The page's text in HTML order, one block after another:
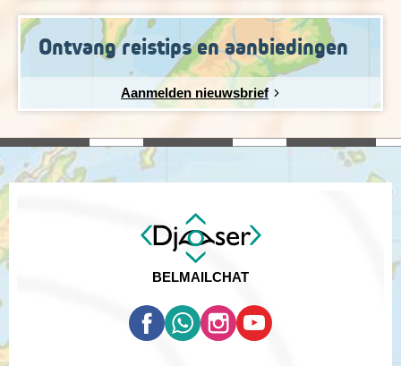
Ontvang reistips en aanbiedingen
Aanmelden nieuwsbrief
BELMAILCHAT